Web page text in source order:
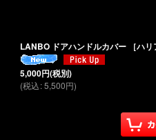
LANBO ドアハンドルカバー ［ハリ
5,000円(税別)
(税込:5,500円)